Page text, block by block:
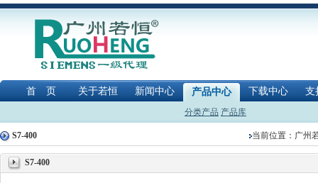
首 页 关于若恒 新闻中心 产品中心 下载中心 支
分类产品 产品库
S7-400 当前位置： 广州
S7-400